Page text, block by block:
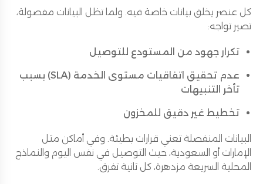
كل عنصر يخلق بيانات خاصة فيه. ولما تظل البيانات مفصولة،
تصير تواجه:
تكرار جهود من المستودع للتوصيل
عدم تحقيق اتفاقيات مستوى الخدمة (SLA) بسبب
تأخر التنبيهات
تخطيط غير دقيق للمخزون
البيانات المنفصلة تعني قرارات بطيئة. وفي أماكن مثل
الإمارات أو السعودية، حيث التوصيل في نفس اليوم والنماذج
المحلية السريعة مزدهرة، كل ثانية تفرق.